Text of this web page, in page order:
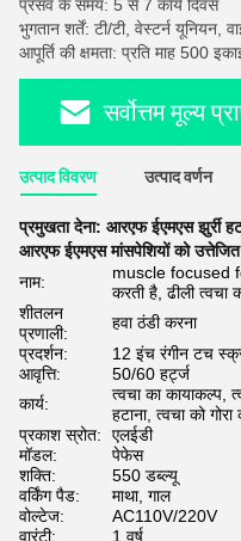
प्रसव के समय: 5 से 7 कार्य दिवस
भुगतान शर्तें: टी/टी, वेस्टर्न यूनियन,
आपूर्ति की क्षमता: प्रति माह 500
सर्वोत्तम मूल्य
उत्पाद विवरण उत्पाद वर्णन
प्रमुखता देना: आरएफ ईएमएस झुर्री
आरएफ ईएमएस मांसपेशियों को
नाम:
muscle focused
करती है, ढीली त्वचा
शीतलन
प्रणाली:
हवा ठंडी करना
प्रदर्शन:
12 इंच रंगीन टच
आवृत्ति:
50/60 हर्ट्ज
कार्य:
त्वचा का कायाकल्प,
हटाना, त्वचा को गोरा
प्रकाश स्रोत:
एलईडी
मॉडल:
पेफेस
शक्ति:
550 डब्ल्यू
वर्किंग पैड:
माथा, गाल
वोल्टेज:
AC110V/220V
वारंटी:
1 वर्ष